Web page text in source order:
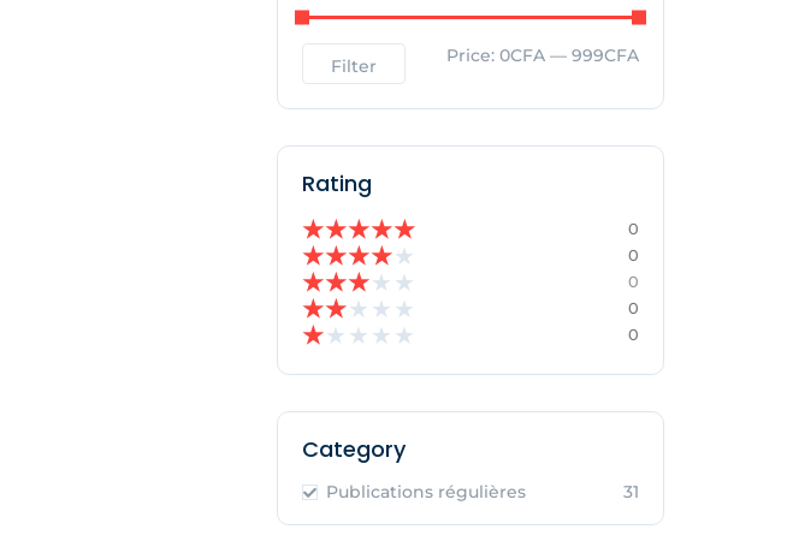
Filter Price: 0CFA — 999CFA
Rating
★★★★★ 0
★★★★★ 0
★★★★ ★ 0
★★★ ★ ★ 0
★★ ★ ★ ★ 0
Category
Publications régulières 31